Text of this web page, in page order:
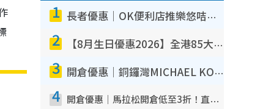
1 長者優惠｜OK便利店推樂悠咭優惠！買麵包/牛奶/保健品拍卡即減
2 【8月生日優惠2026】全港85大食買玩著數攻略 自助餐/火鍋放題同行免費＋誠品/DONKI送現金券
3 開倉優惠｜銅鑼灣MICHAEL KORS開倉低至17折！直擊$500起買手袋/銀包/鞋款 必買經典Jet Set系列
4 開倉優惠｜馬拉松開倉低至3折！直擊$99起買adidas／New Balance／Puma鞋款 STANLEY保溫杯劈價至$119起